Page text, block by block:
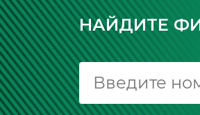
НАЙДИТЕ